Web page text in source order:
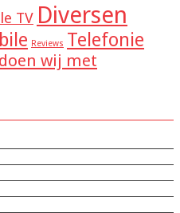
TV Diversen
Reviews Telefonie
wij met